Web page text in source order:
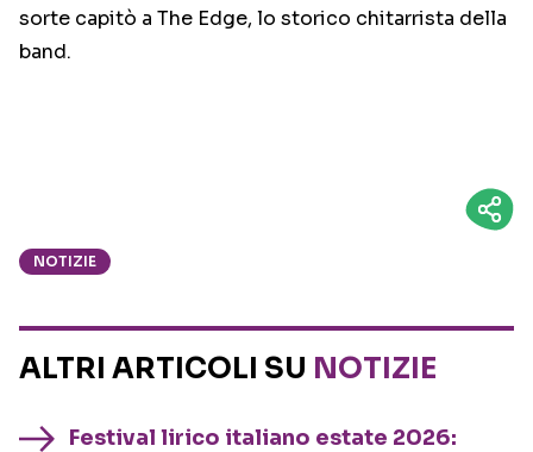
sorte capitò a The Edge, lo storico chitarrista della
band.
NOTIZIE
ALTRI ARTICOLI SU NOTIZIE
Festival lirico italiano estate 2026: